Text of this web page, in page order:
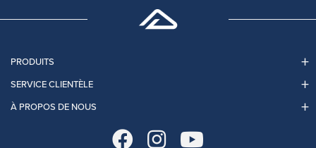
PRODUITS
SERVICE CLIENTÈLE
À PROPOS DE NOUS